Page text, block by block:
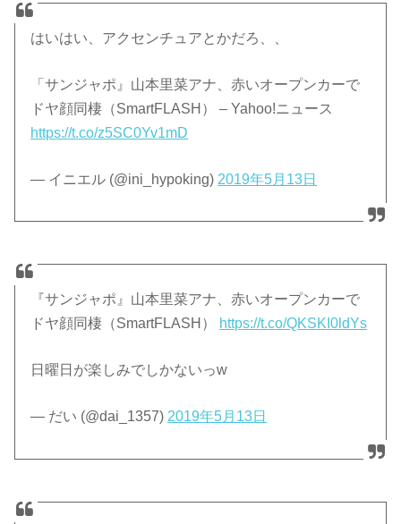
はいはい、アクセンチュアとかだろ、、
「サンジャポ』山本里菜アナ、赤いオープンカーで
ドヤ顔同棲（SmartFLASH） – Yahoo!ニュース
https://t.co/z5SC0Yv1mD
— イニエル (@ini_hypoking) 2019年5月13日
『サンジャポ』山本里菜アナ、赤いオープンカーで
ドヤ顔同棲（SmartFLASH）
https://t.co/QKSKI0ldYs
日曜日が楽しみでしかないっw
— だい (@dai_1357) 2019年5月13日